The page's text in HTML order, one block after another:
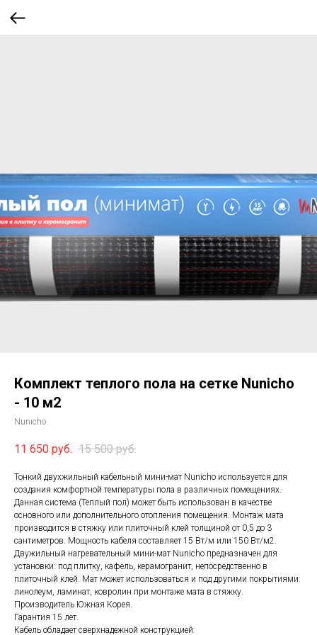
Комплект теплого пола на сетке Nunicho
- 10 м2
Nunicho
11 650 руб. 15 500 руб.
Тонкий двухжильный кабельный мини-мат Nunicho используется для
создания комфортной температуры пола в различных помещениях.
Данная система (Теплый пол) может быть использован в качестве
основного или дополнительного отопления помещения. Монтаж мата
производится в стяжку или плиточный клей толщиной от 0,5 до 3
сантиметров. Мощность кабеля составляет 15 Вт/м или 150 Вт/м2.
Двужильный нагревательный мини-мат Nunicho предназначен для
установки: под плитку, кафель, керамогранит, непосредственно в
плиточный клей. Мат может использоваться и под другими покрытиями:
линолеум, ламинат, ковролин при монтаже мата в стяжку.
Производитель Южная Корея.
Гарантия 15 лет.
Кабель обладает сверхнадежной конструкцией: